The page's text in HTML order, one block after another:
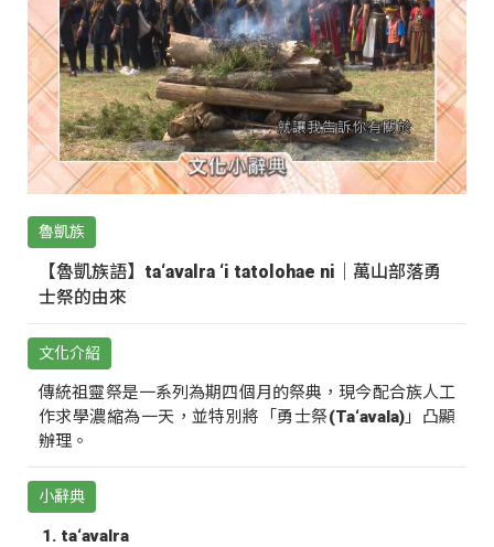
魯凱族
【魯凱族語】ta‘avalra ‘i tatolohae ni｜萬山部落勇
士祭的由來
文化介紹
傳統祖靈祭是一系列為期四個月的祭典，現今配合族人工
作求學濃縮為一天，並特別將「勇士祭(Ta‘avala)」凸顯
辦理。
小辭典
ta‘avalra